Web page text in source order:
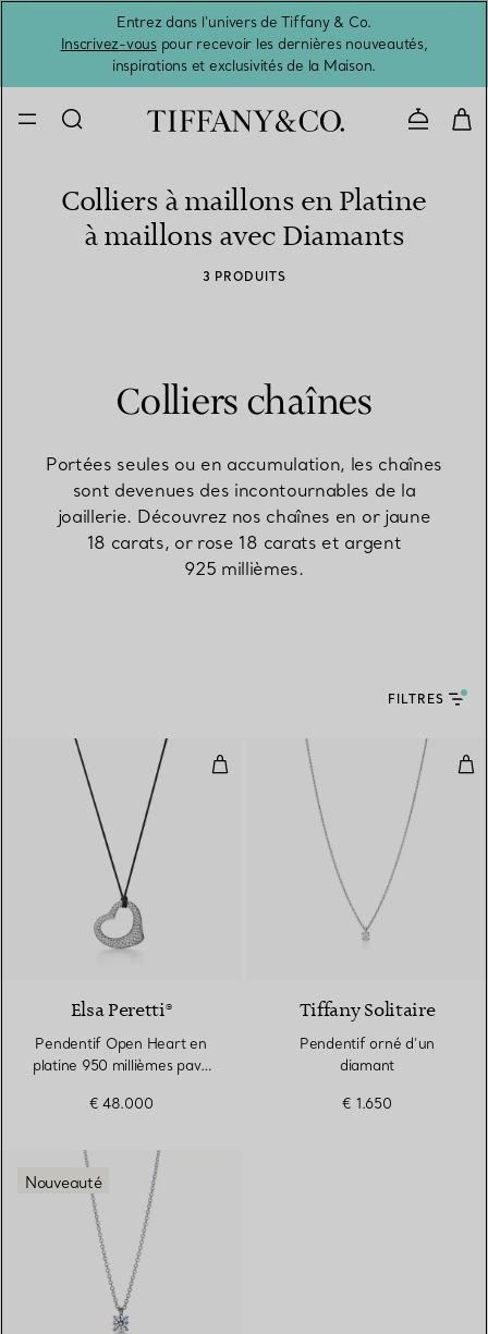
Entrez dans l’univers de Tiffany & Co.
Inscrivez-vouspour recevoir les dernières nouveautés,
inspirations et exclusivités de la Maison.
Colliers à maillons en Platine
à maillons avec Diamants
3 PRODUITS
Colliers chaînes
Portées seules ou en accumulation, les chaînes
sont devenues des incontournables de la
joaillerie. Découvrez nos chaînes en or jaune
18 carats, or rose 18 carats et argent
925 millièmes.
FILTRES
Pendentif Open Heart en
Elsa Peretti®
Pendentif Open Heart en
platine 950 millièmes pavé
€ 48.000
Tiffany Solitaire
Pendentif orné d’un
diamant
€ 1.650
Nouveauté